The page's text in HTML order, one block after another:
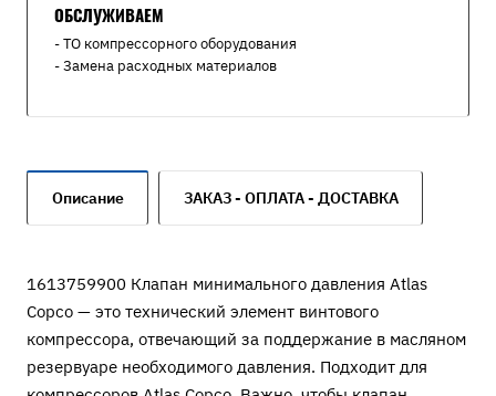
ОБСЛУЖИВАЕМ
- ТО компрессорного оборудования
- Замена расходных материалов
Описание ЗАКАЗ - ОПЛАТА - ДОСТАВКА
1613759900 Клапан минимального давления Atlas
Copco — это технический элемент винтового
компрессора, отвечающий за поддержание в масляном
резервуаре необходимого давления. Подходит для